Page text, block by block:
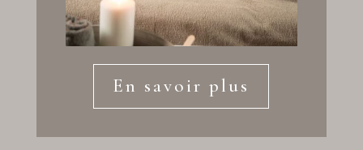
En savoir plus